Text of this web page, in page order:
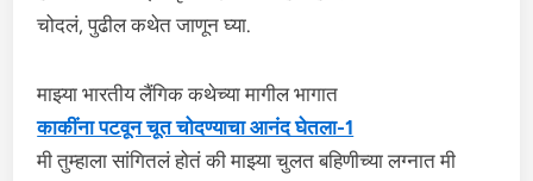
चोदलं, पुढील कथेत जाणून घ्या.
माझ्या भारतीय लैंगिक कथेच्या मागील भागात
काकींना पटवून चूत चोदण्याचा आनंद घेतला-1
मी तुम्हाला सांगितलं होतं की माझ्या चुलत बहिणीच्या लग्नात मी